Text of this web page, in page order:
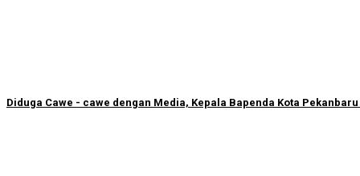
Diduga Cawe - cawe dengan Media, Kepala Bapenda Kota